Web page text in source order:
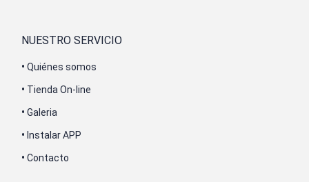
NUESTRO SERVICIO
• Quiénes somos
• Tienda On-line
• Galeria
• Instalar APP
• Contacto